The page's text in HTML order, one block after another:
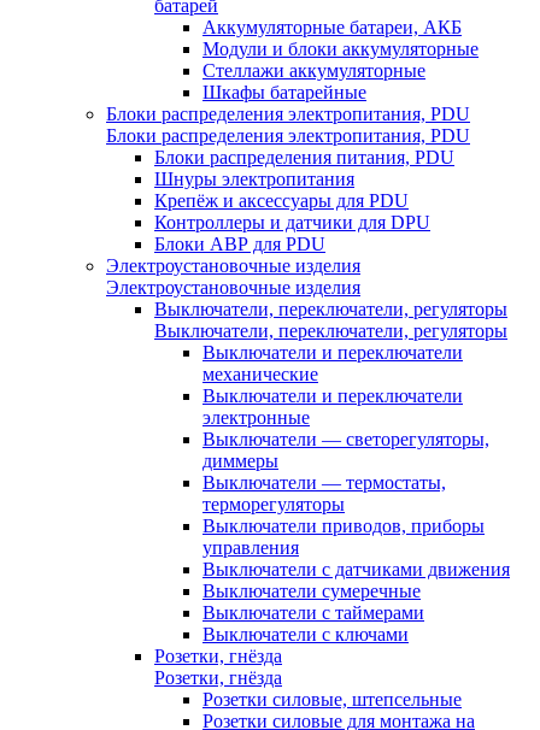
батарей
Аккумуляторные батареи, АКБ
Модули и блоки аккумуляторные
Стеллажи аккумуляторные
Шкафы батарейные
Блоки распределения электропитания, PDU
Блоки распределения электропитания, PDU
Блоки распределения питания, PDU
Шнуры электропитания
Крепёж и аксессуары для PDU
Контроллеры и датчики для DPU
Блоки АВР для PDU
Электроустановочные изделия
Электроустановочные изделия
Выключатели, переключатели, регуляторы
Выключатели, переключатели, регуляторы
Выключатели и переключатели
механические
Выключатели и переключатели
электронные
Выключатели — светорегуляторы,
диммеры
Выключатели — термостаты,
терморегуляторы
Выключатели приводов, приборы
управления
Выключатели с датчиками движения
Выключатели сумеречные
Выключатели с таймерами
Выключатели с ключами
Розетки, гнёзда
Розетки, гнёзда
Розетки силовые, штепсельные
Розетки силовые для монтажа на